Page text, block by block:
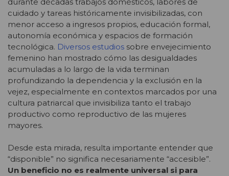
cuidado y tareas históricamente invisibilizadas, con
menor acceso a ingresos propios, educación formal,
autonomía económica y espacios de formación
tecnológica. Diversos estudios sobre envejecimiento
femenino han mostrado cómo las desigualdades
acumuladas a lo largo de la vida terminan
profundizando la dependencia y la exclusión en la
vejez, especialmente en contextos marcados por una
cultura patriarcal que invisibiliza tanto el trabajo
productivo como reproductivo de las mujeres
mayores.
Desde esta mirada, resulta importante entender que
“disponible” no significa necesariamente “accesible”.
Un beneficio no es realmente universal si para